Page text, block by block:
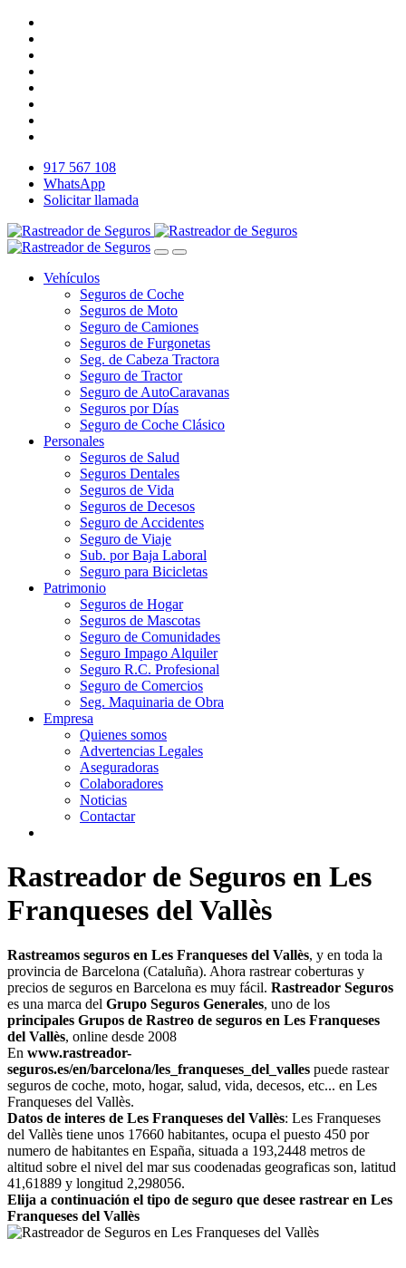
917 567 108
WhatsApp
Solicitar llamada
Vehículos
Seguros de Coche
Seguros de Moto
Seguro de Camiones
Seguros de Furgonetas
Seg. de Cabeza Tractora
Seguro de Tractor
Seguro de AutoCaravanas
Seguros por Días
Seguro de Coche Clásico
Personales
Seguros de Salud
Seguros Dentales
Seguros de Vida
Seguros de Decesos
Seguro de Accidentes
Seguro de Viaje
Sub. por Baja Laboral
Seguro para Bicicletas
Patrimonio
Seguros de Hogar
Seguros de Mascotas
Seguro de Comunidades
Seguro Impago Alquiler
Seguro R.C. Profesional
Seguro de Comercios
Seg. Maquinaria de Obra
Empresa
Quienes somos
Advertencias Legales
Aseguradoras
Colaboradores
Noticias
Contactar
Rastreador de Seguros en Les
Franqueses del Vallès
Rastreamos seguros en Les Franqueses del Vallès, y en toda la
provincia de Barcelona (Cataluña). Ahora rastrear coberturas y
precios de seguros en Barcelona es muy fácil. Rastreador Seguros
es una marca del Grupo Seguros Generales, uno de los
principales Grupos de Rastreo de seguros en Les Franqueses
del Vallès, online desde 2008
En www.rastreador-
seguros.es/en/barcelona/les_franqueses_del_valles puede rastear
seguros de coche, moto, hogar, salud, vida, decesos, etc... en Les
Franqueses del Vallès.
Datos de interes de Les Franqueses del Vallès: Les Franqueses
del Vallès tiene unos 17660 habitantes, ocupa el puesto 450 por
numero de habitantes en España, situada a 193,2448 metros de
altitud sobre el nivel del mar sus coodenadas geograficas son, latitud
41,61889 y longitud 2,298056.
Elija a continuación el tipo de seguro que desee rastrear en Les
Franqueses del Vallès